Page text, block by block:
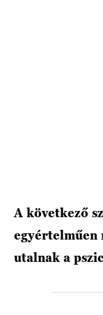
A következő
egyértelműen
utalnak a